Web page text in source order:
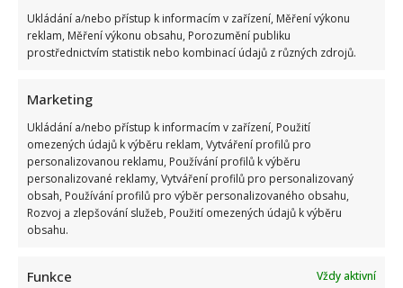
Ukládání a/nebo přístup k informacím v zařízení, Měření výkonu
reklam, Měření výkonu obsahu, Porozumění publiku
prostřednictvím statistik nebo kombinací údajů z různých zdrojů.
Marketing
Ukládání a/nebo přístup k informacím v zařízení, Použití
omezených údajů k výběru reklam, Vytváření profilů pro
personalizovanou reklamu, Používání profilů k výběru
personalizované reklamy, Vytváření profilů pro personalizovaný
obsah, Používání profilů pro výběr personalizovaného obsahu,
Rozvoj a zlepšování služeb, Použití omezených údajů k výběru
obsahu.
Funkce
Vždy aktivní
Kristýna Leichtová se zastala kojení na veřejnosti pomocí
kontroverzní fotky: Bude prý bojovat celý týden